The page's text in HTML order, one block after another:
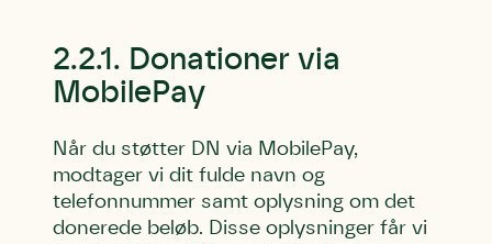
2.2.1. Donationer via
MobilePay
Når du støtter DN via MobilePay,
modtager vi dit fulde navn og
telefonnummer samt oplysning om det
donerede beløb. Disse oplysninger får vi